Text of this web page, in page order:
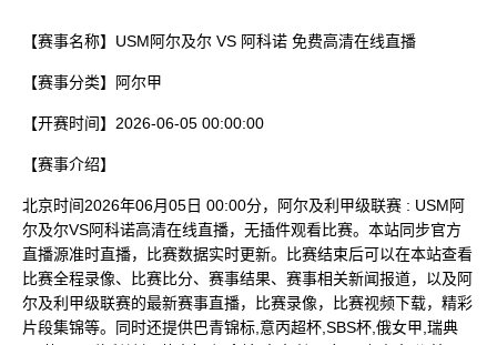
【赛事名称】 USM阿尔及尔 VS 阿科诺 免费高清在线直播
【赛事分类】 阿尔甲
【开赛时间】 2026-06-05 00:00:00
【赛事介绍】
北京时间2026年06月05日 00:00分，阿尔及利甲级联赛 : USM阿
尔及尔VS阿科诺高清在线直播，无插件观看比赛。本站同步官方
直播源准时直播，比赛数据实时更新。比赛结束后可以在本站查看
比赛全程录像、比赛比分、赛事结果、赛事相关新闻报道，以及阿
尔及利甲级联赛的最新赛事直播，比赛录像，比赛视频下载，精彩
片段集锦等。同时还提供巴青锦标,意丙超杯,SBS杯,俄女甲,瑞典